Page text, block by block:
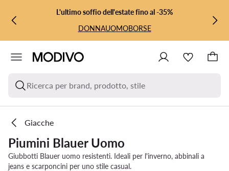
VAI AL CONTENUTO PRINCIPALE
VAI ALLA RICERCAL'ultimo soffio dell'estate fino al -35%
DONNAUOMOBORSE
Ricerca per brand, prodotto, stile
Giacche
Piumini Blauer Uomo
Giubbotti Blauer uomo resistenti. Ideali per l'inverno, abbinali a
jeans e scarponcini per uno stile casual.